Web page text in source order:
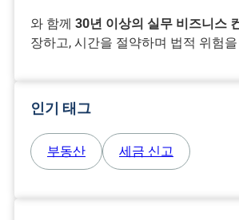
와 함께 30년 이상의 실무 비즈니스
장하고, 시간을 절약하며 법적 위험
인기 태그
부동산 세금 신고